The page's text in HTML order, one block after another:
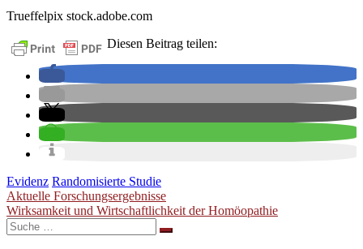
Trueffelpix stock.adobe.com
Diesen Beitrag teilen:
Evidenz Randomisierte Studie
Beitragsnavigation
Aktuelle Forschungsergebnisse
Wirksamkeit und Wirtschaftlichkeit der Homöopathie
Suche
nach: